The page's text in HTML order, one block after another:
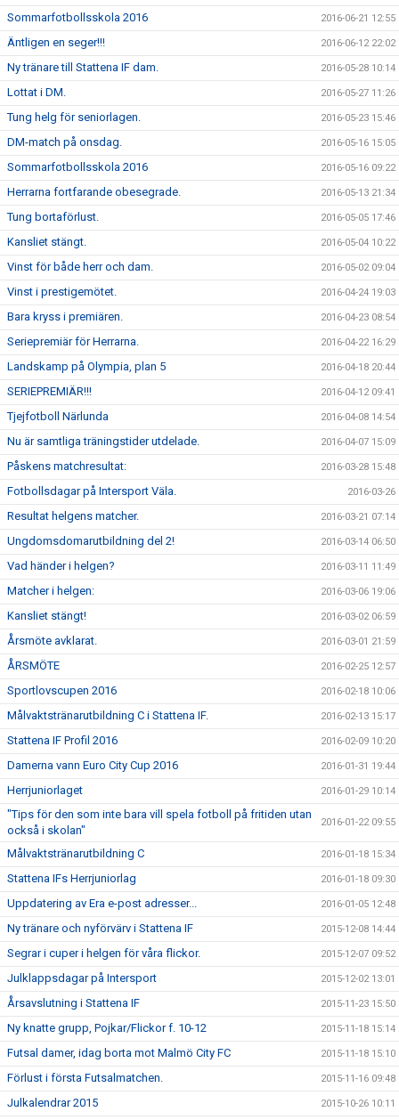
Sommarfotbollsskola 2016 2016-06-21 12:55
Äntligen en seger!!! 2016-06-12 22:02
Ny tränare till Stattena IF dam. 2016-05-28 10:14
Lottat i DM. 2016-05-27 11:26
Tung helg för seniorlagen. 2016-05-23 15:46
DM-match på onsdag. 2016-05-16 15:05
Sommarfotbollsskola 2016 2016-05-16 09:22
Herrarna fortfarande obesegrade. 2016-05-13 21:34
Tung bortaförlust. 2016-05-05 17:46
Kansliet stängt. 2016-05-04 10:22
Vinst för både herr och dam. 2016-05-02 09:04
Vinst i prestigemötet. 2016-04-24 19:03
Bara kryss i premiären. 2016-04-23 08:54
Seriepremiär för Herrarna. 2016-04-22 16:29
Landskamp på Olympia, plan 5 2016-04-18 20:44
SERIEPREMIÄR!!! 2016-04-12 09:41
Tjejfotboll Närlunda 2016-04-08 14:54
Nu är samtliga träningstider utdelade. 2016-04-07 15:09
Påskens matchresultat: 2016-03-28 15:48
Fotbollsdagar på Intersport Väla. 2016-03-26
Resultat helgens matcher. 2016-03-21 07:14
Ungdomsdomarutbildning del 2! 2016-03-14 06:50
Vad händer i helgen? 2016-03-11 11:49
Matcher i helgen: 2016-03-06 19:06
Kansliet stängt! 2016-03-02 06:59
Årsmöte avklarat. 2016-03-01 21:59
ÅRSMÖTE 2016-02-25 12:57
Sportlovscupen 2016 2016-02-18 10:06
Målvaktstränarutbildning C i Stattena IF. 2016-02-13 15:17
Stattena IF Profil 2016 2016-02-09 10:20
Damerna vann Euro City Cup 2016 2016-01-31 19:44
Herrjuniorlaget 2016-01-29 10:14
"Tips för den som inte bara vill spela fotboll på fritiden utan
också i skolan"
2016-01-22 09:55
Målvaktstränarutbildning C 2016-01-18 15:34
Stattena IFs Herrjuniorlag 2016-01-18 09:30
Uppdatering av Era e-post adresser... 2016-01-05 12:48
Ny tränare och nyförvärv i Stattena IF 2015-12-08 14:44
Segrar i cuper i helgen för våra flickor. 2015-12-07 09:52
Julklappsdagar på Intersport 2015-12-02 13:01
Årsavslutning i Stattena IF 2015-11-23 15:50
Ny knatte grupp, Pojkar/Flickor f. 10-12 2015-11-18 15:14
Futsal damer, idag borta mot Malmö City FC 2015-11-18 15:10
Förlust i första Futsalmatchen. 2015-11-16 09:48
Julkalendrar 2015 2015-10-26 10:11